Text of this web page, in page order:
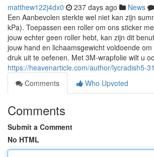
matthew122j4dx0 237 days ago News
Een Aanbevolen sterkte wel niet kan zijn
kPa). Toepassen een roller om ons sticker
jouw echter geen roller hebt, kan zijn dit
jouw hand en lichaamsgewicht voldoende
druk uit te oefenen. Met 3M-wrapfolie wilt u
https://heavenarticle.com/author/lycradish5-
Comments
Who Upvoted
Comments
Submit a Comment
No HTML